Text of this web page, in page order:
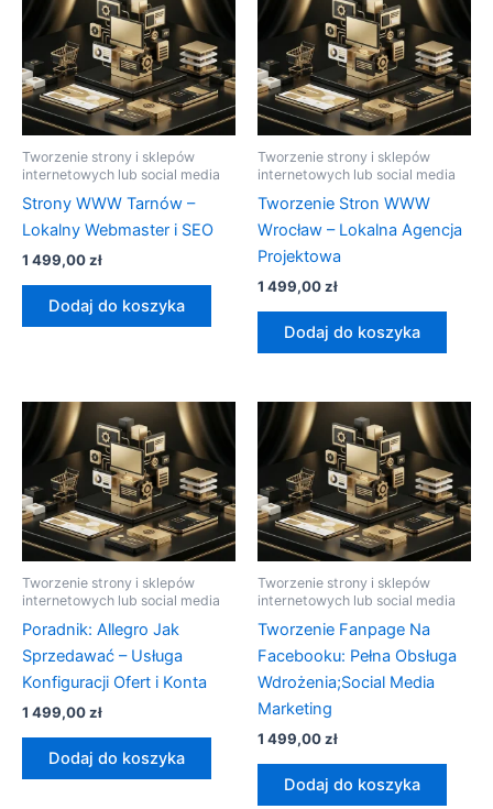
Tworzenie strony i sklepów
internetowych lub social media
Strony WWW Tarnów –
Lokalny Webmaster i SEO
1 499,00zł
Dodaj do koszyka
Tworzenie strony i sklepów
internetowych lub social media
Tworzenie Stron WWW
Wrocław – Lokalna Agencja
Projektowa
1 499,00zł
Dodaj do koszyka
Tworzenie strony i sklepów
internetowych lub social media
Poradnik: Allegro Jak
Sprzedawać – Usługa
Konfiguracji Ofert i Konta
1 499,00zł
Dodaj do koszyka
Tworzenie strony i sklepów
internetowych lub social media
Tworzenie Fanpage Na
Facebooku: Pełna Obsługa
Wdrożenia;Social Media
Marketing
1 499,00zł
Dodaj do koszyka